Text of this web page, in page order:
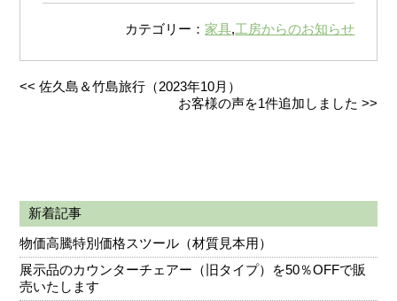
カテゴリー：家具,工房からのお知らせ
<<佐久島＆竹島旅行（2023年10月）
お客様の声を1件追加しました >>
新着記事
物価高騰特別価格スツール（材質見本用）
展示品のカウンターチェアー（旧タイプ）を50％OFFで販
売いたします